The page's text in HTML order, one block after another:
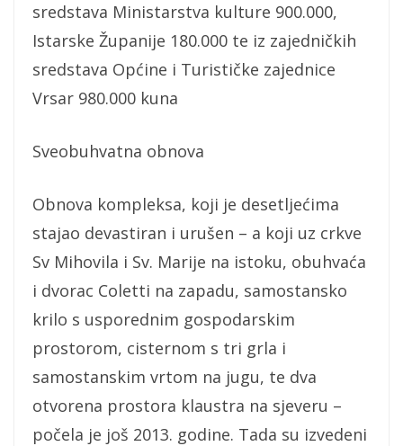
sredstava Ministarstva kulture 900.000,
Istarske Županije 180.000 te iz zajedničkih
sredstava Općine i Turističke zajednice
Vrsar 980.000 kuna
Sveobuhvatna obnova
Obnova kompleksa, koji je desetljećima
stajao devastiran i urušen – a koji uz crkve
Sv Mihovila i Sv. Marije na istoku, obuhvaća
i dvorac Coletti na zapadu, samostansko
krilo s usporednim gospodarskim
prostorom, cisternom s tri grla i
samostanskim vrtom na jugu, te dva
otvorena prostora klaustra na sjeveru –
počela je još 2013. godine. Tada su izvedeni